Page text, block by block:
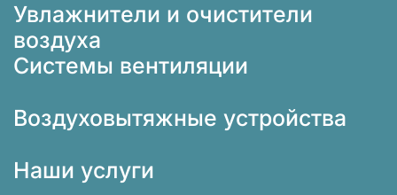
Увлажнители и очистители
воздуха
Системы вентиляции
Воздуховытяжные устройства
Наши услуги